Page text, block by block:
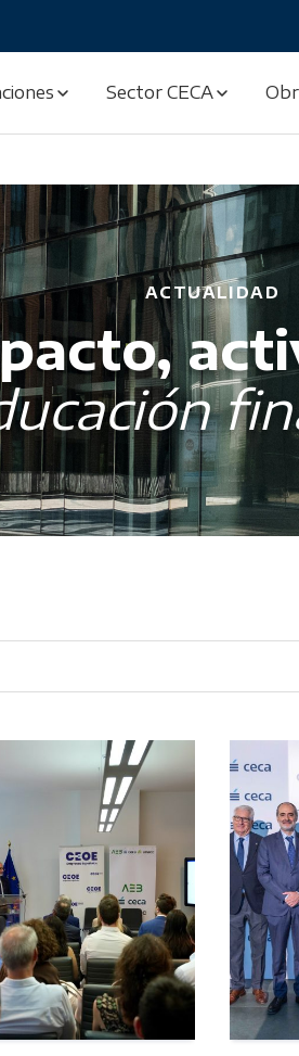
Sector CECA
ACTUALIDAD